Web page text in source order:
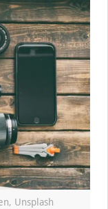
Unsplash